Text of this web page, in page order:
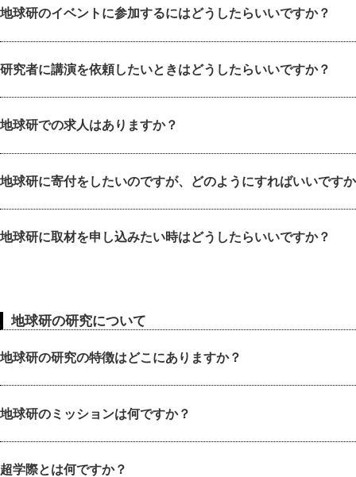
地球研のイベントに参加するにはどうしたらいいですか？
研究者に講演を依頼したいときはどうしたらいいですか？
地球研での求人はありますか？
地球研に寄付をしたいのですが、どのようにすればいいです
地球研に取材を申し込みたい時はどうしたらいいですか？
地球研の研究について
地球研の研究の特徴はどこにありますか？
地球研のミッションは何ですか？
超学際とは何ですか？